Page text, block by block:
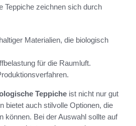
Teppiche zeichnen sich durch
Materialien, die biologisch
für die Raumluft.
Teppiche ist nicht nur gut
bietet auch stilvolle Optionen, die
können. Bei der Auswahl sollte auf